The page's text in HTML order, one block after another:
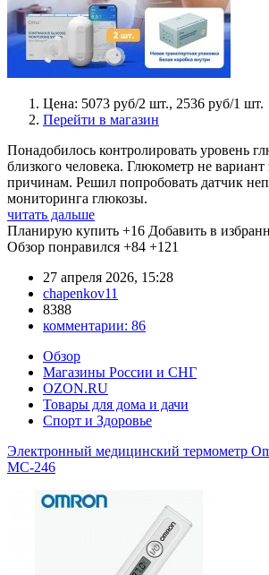
Цена: 5073 руб/2 шт., 2536 руб/1 шт.
Перейти в магазин
Понадобилось контролировать уровень
близкого человека. Глюкометр не
причинам. Решил попробовать датчик
мониторинга глюкозы.
читать дальше
Планирую купить +16 Добавить в
Обзор понравился +84 +121
27 апреля 2026, 15:28
chapenkov11
8388
комментарии: 86
Обзор
Магазины России и СНГ
OZON.RU
Товары для дома и дачи
Спорт и Здоровье
Электронный медицинский термометр
MC-246